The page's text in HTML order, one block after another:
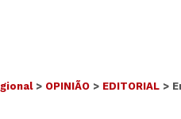
> OPINIÃO> EDITORIAL>